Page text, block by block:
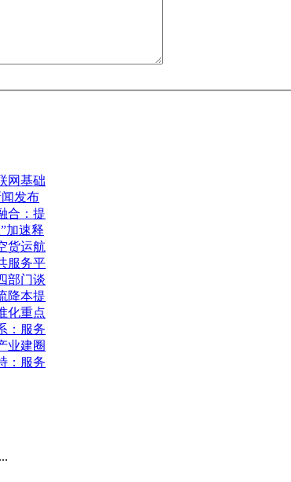
网基础
发布
合：提
加速释
货运航
服务平
部门谈
降本提
化重点
：服务
业建圈
：服务